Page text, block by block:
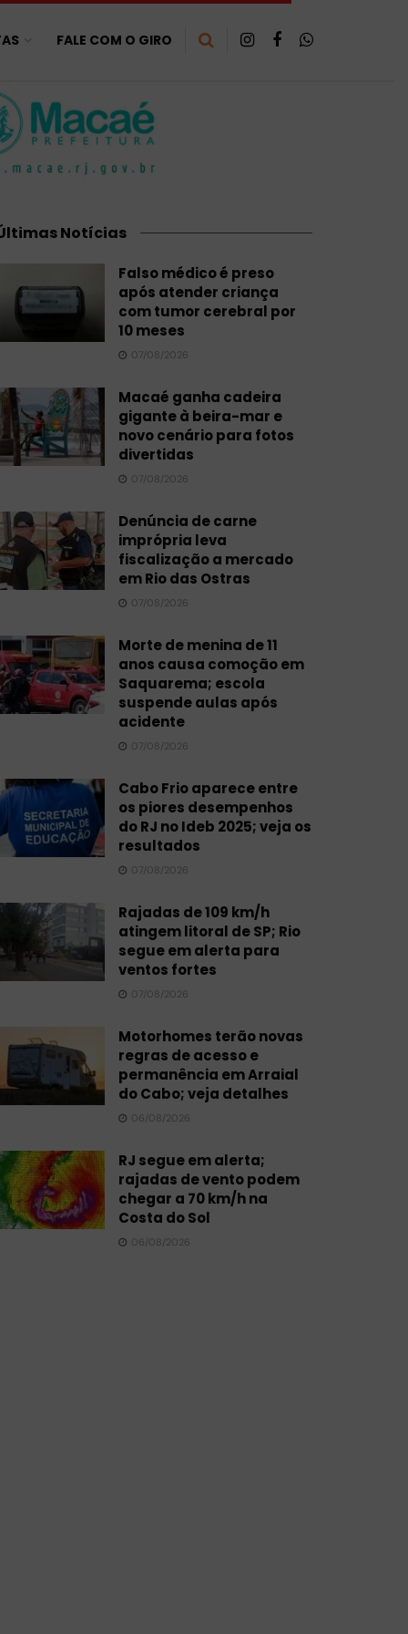
FALE COM O GIRO
Notícias
Falso médico é preso
após atender criança
com tumor cerebral por
10 meses
07/08/2026
Macaé ganha cadeira
gigante à beira-mar e
novo cenário para fotos
divertidas
07/08/2026
Denúncia de carne
imprópria leva
fiscalização a mercado
em Rio das Ostras
07/08/2026
Morte de menina de 11
anos causa comoção em
Saquarema; escola
suspende aulas após
acidente
07/08/2026
Cabo Frio aparece entre
os piores desempenhos
do RJ no Ideb 2025; veja os
resultados
07/08/2026
Rajadas de 109 km/h
atingem litoral de SP; Rio
segue em alerta para
ventos fortes
07/08/2026
Motorhomes terão novas
regras de acesso e
permanência em Arraial
do Cabo; veja detalhes
06/08/2026
RJ segue em alerta;
rajadas de vento podem
chegar a 70 km/h na
Costa do Sol
06/08/2026